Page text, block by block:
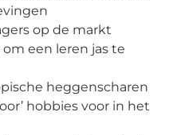
op de markt
een leren jas te
heggenscharen
hobbies voor in het